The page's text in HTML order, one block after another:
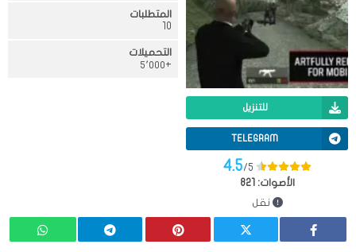
للتنزيل
TELEGRAM
4.5/5
الأصوات:
821
نقل
المتطلبات
10
التحميلات
+٥٬٠٠٠